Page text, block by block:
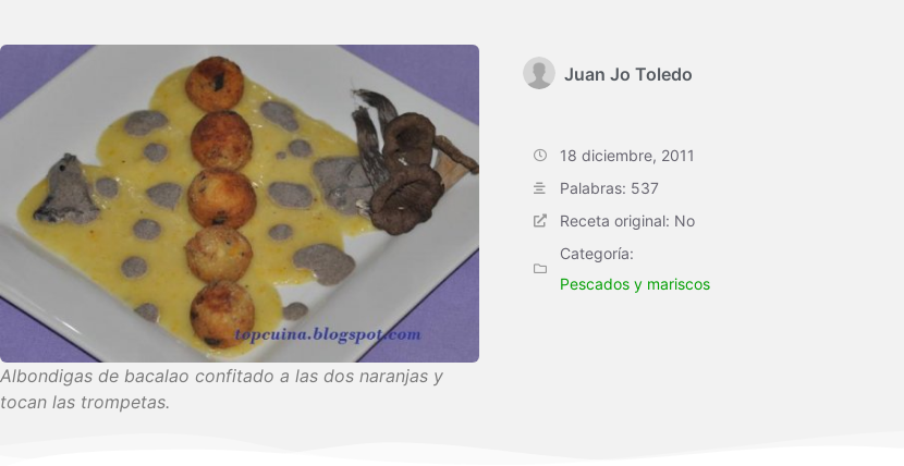
Albondigas de bacalao confitado a las dos naranjas y
tocan las trompetas.
Juan Jo Toledo
18 diciembre, 2011
Palabras: 537
Receta original: No
Categoría:
Pescados y mariscos